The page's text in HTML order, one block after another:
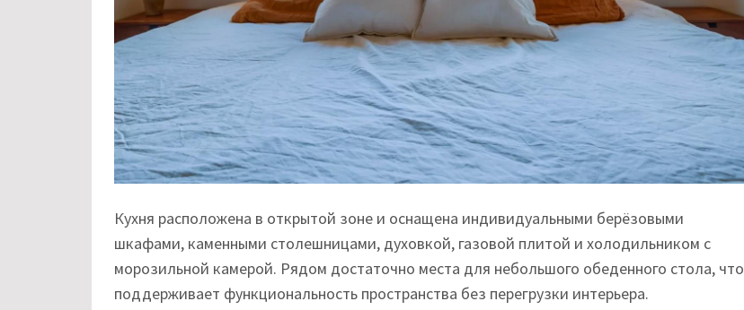
Кухня расположена в открытой зоне и оснащена индивидуальными берёзовыми
шкафами, каменными столешницами, духовкой, газовой плитой и холодильником с
морозильной камерой. Рядом достаточно места для небольшого обеденного стола, что
поддерживает функциональность пространства без перегрузки интерьера.